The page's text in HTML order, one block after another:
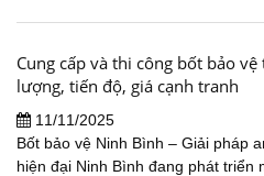
Cung cấp và thi công bốt bảo
lượng, tiến độ, giá cạnh tranh
11/11/2025
Bốt bảo vệ Ninh Bình – Giải pháp
hiện đại Ninh Bình đang phát triển